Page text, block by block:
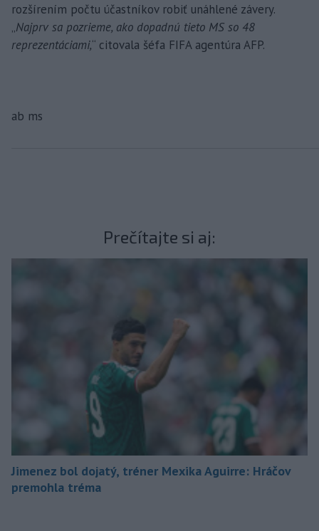
rozšírením počtu účastníkov robiť unáhlené závery.
„Najprv sa pozrieme, ako dopadnú tieto MS so 48
reprezentáciami,“ citovala šéfa FIFA agentúra AFP.
ab ms
Prečítajte si aj:
Jimenez bol dojatý, tréner Mexika Aguirre: Hráčov
premohla tréma